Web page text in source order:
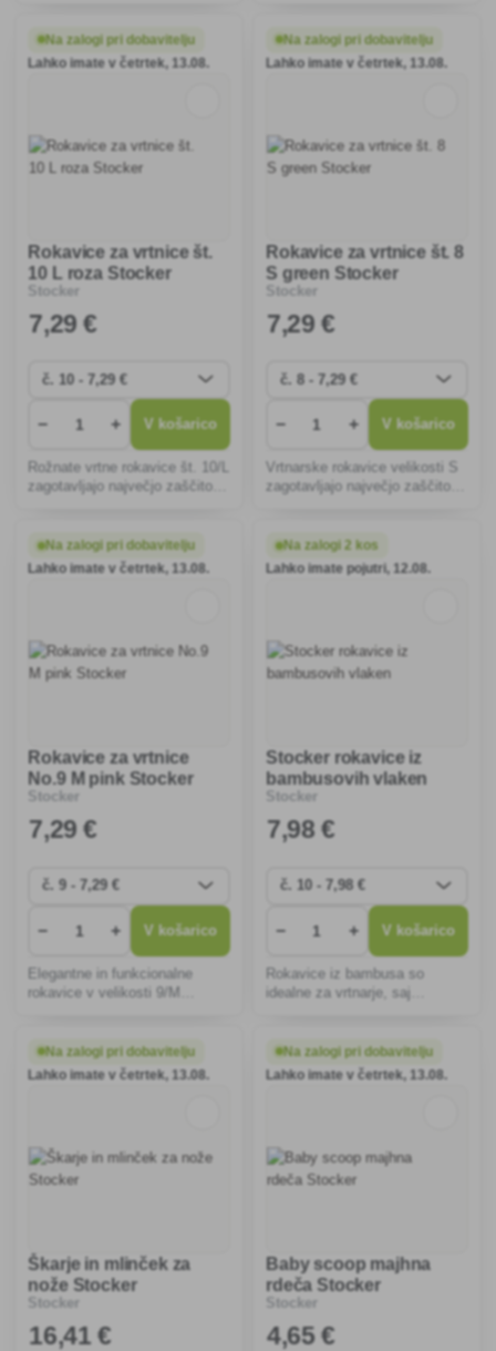
material in dolga življenjska
doba zagotavljajo zaščito vrtov
otroke spodbujajo k zabavnim
dejavnostim na prostem.
Na zalogi pri dobavitelju
Lahko imate v četrtek, 13.08.
Rokavice za vrtnice št.
10 L roza Stocker
Stocker
7,29 €
− + V košarico
Rožnate vrtne rokavice št. 10/L
zagotavljajo največjo zaščito
oblikovane za udobno
rokovanje s trnatimi rastlinami.
Na zalogi pri dobavitelju
Lahko imate v četrtek, 13.08.
Rokavice za vrtnice št. 8
S green Stocker
Stocker
7,29 €
− + V košarico
Vrtnarske rokavice velikosti S
zagotavljajo največjo zaščito
omogočajo dobro gibljivost
prstov, idealne za vrtnice.
Na zalogi pri dobavitelju
Lahko imate v četrtek, 13.08.
Rokavice za vrtnice
No.9 M pink Stocker
Stocker
7,29 €
− + V košarico
Elegantne in funkcionalne
rokavice v velikosti 9/M
ergonomske oblike in dolgih
manšet zagotavljajo udobje in
Na zalogi 2 kos
Lahko imate pojutri, 12.08.
Stocker rokavice iz
bambusovih vlaken
Stocker
7,98 €
− + V košarico
Rokavice iz bambusa so
idealne za vrtnarje, saj
elastične zagotavljajo udobje
pri delu in prispevajo k ekološki
Na zalogi pri dobavitelju
Lahko imate v četrtek, 13.08.
Škarje in mlinček za
nože Stocker
Stocker
16,41 €
Na zalogi pri dobavitelju
Lahko imate v četrtek, 13.08.
Baby scoop majhna
rdeča Stocker
Stocker
4,65 €